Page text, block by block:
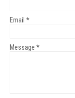
Email *
Message *